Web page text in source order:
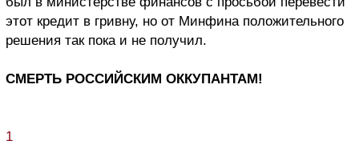
этот кредит в гривну, но от Минфина положительного
решения так пока и не получил.
СМЕРТЬ РОССИЙСКИМ ОККУПАНТАМ!
1